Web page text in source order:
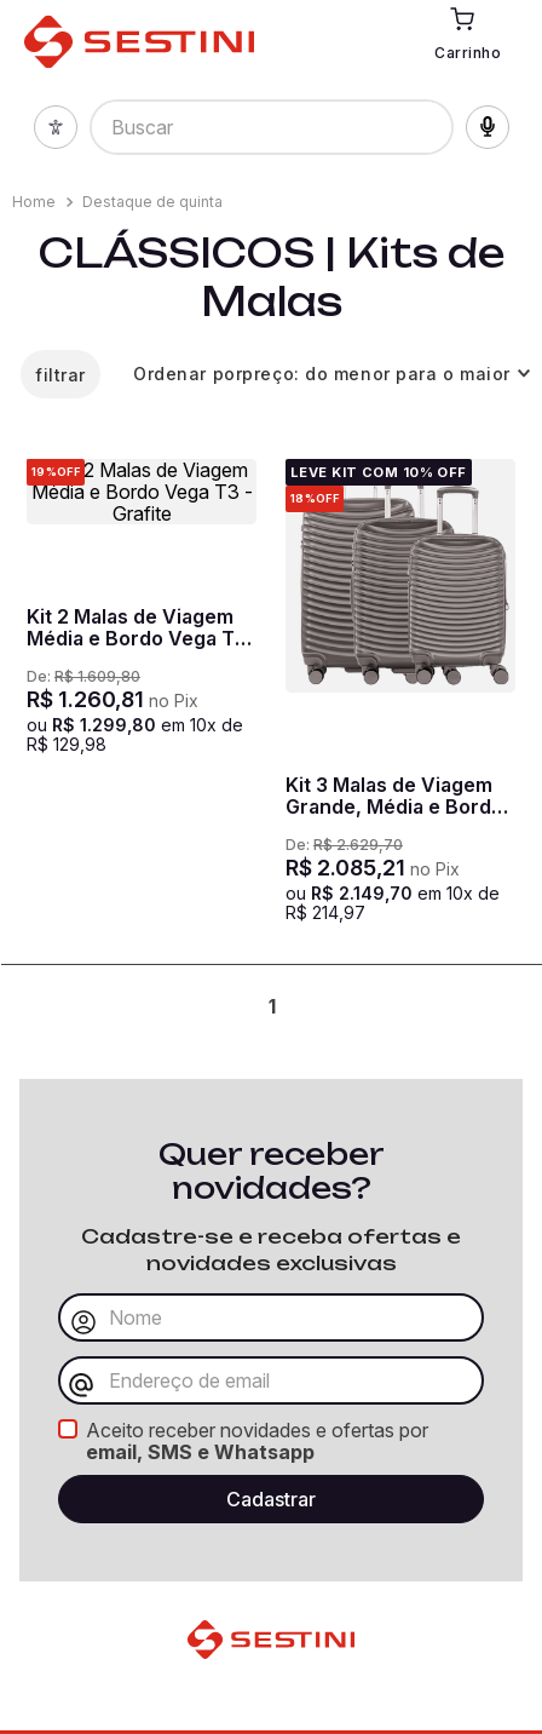
Carrinho
Buscar
Destaque de quinta
CLÁSSICOS | Kits de
Malas
filtrar Ordenar porpreço: do menor para o maior
19%OFF
Kit 2 Malas de Viagem
Média e Bordo Vega T3
De: R$ 1.609,80
R$ 1.260,81 no Pix
ou R$ 1.299 80 em 10x de
R$ 129 98
LEVE KIT COM 10% OFF
18%OFF
Kit 3 Malas de Viagem
Grande, Média e Bordo
De: R$ 2.629,70
R$ 2.085,21 no Pix
ou R$ 2.149 70 em 10x de
R$ 214 97
1
Quer receber
novidades?
Cadastre-se e receba ofertas e
novidades exclusivas
Aceito receber novidades e ofertas por
email, SMS e Whatsapp